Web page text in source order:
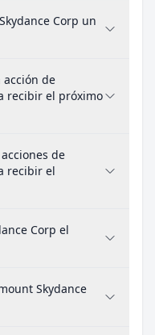
Corp un
acción de
recibir el próximo
de
recibir el
Corp el
Skydance